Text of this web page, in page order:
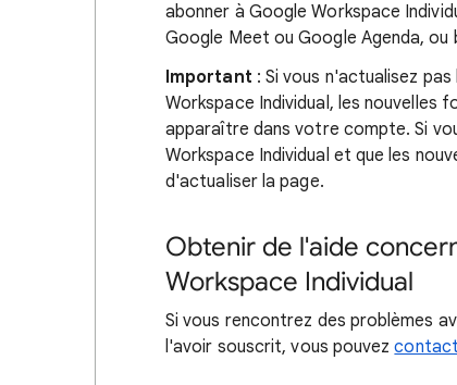
abonner à Google Workspace
Google Meet ou Google Agenda, ou
Important : Si vous n'actualisez
Workspace Individual, les nouvelles
apparaître dans votre compte. Si
Workspace Individual et que les
d'actualiser la page.
Obtenir de l'aide
Workspace Individual
Si vous rencontrez des problèmes
l'avoir souscrit, vous pouvez